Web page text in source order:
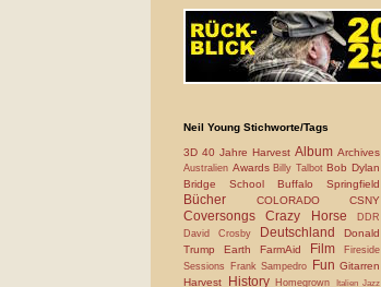
Neil Young Stichworte/Tags
3D 40 Jahre Harvest Album Archives
Australien Awards Billy Talbot Bob Dylan
Bridge School Buffalo Springfield
Bücher COLORADO CSNY
CoversongsCrazy HorseDDR
David Crosby
Deutschland
Donald
Trump Earth FarmAid Film
Fireside
Sessions
Frank Sampedro Fun Gitarren
Harvest
History Homegrown Italien Jazz